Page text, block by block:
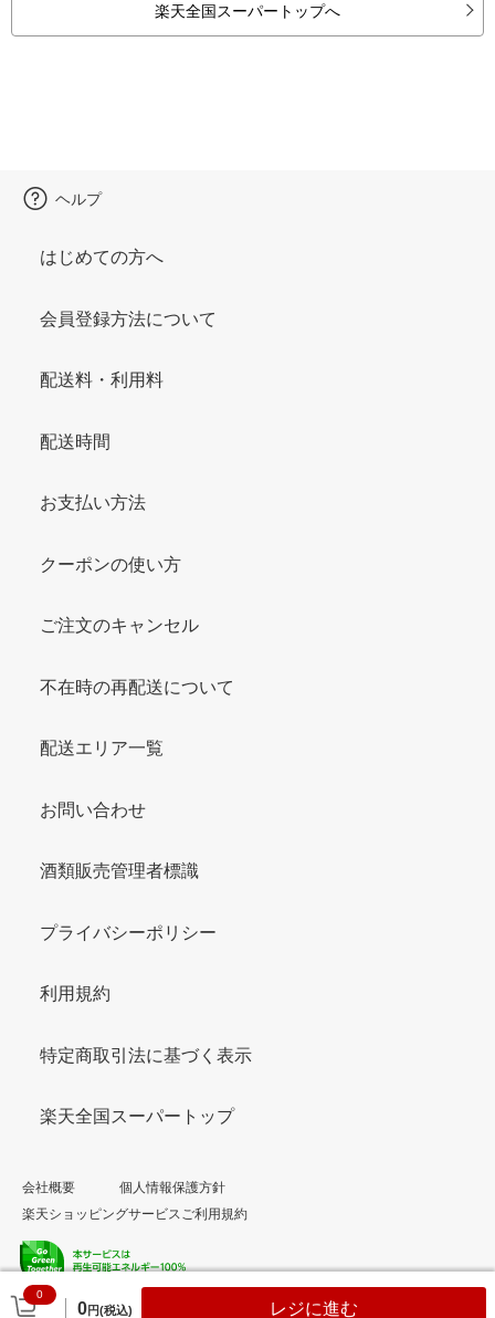
楽天全国スーパートップへ
0
0円(税込) レジに進む
ヘルプ
はじめての方へ
会員登録方法について
配送料・利用料
配送時間
お支払い方法
クーポンの使い方
ご注文のキャンセル
不在時の再配送について
配送エリア一覧
お問い合わせ
酒類販売管理者標識
プライバシーポリシー
利用規約
特定商取引法に基づく表示
楽天全国スーパートップ
会社概要
個人情報保護方針
楽天ショッピングサービスご利用規約
© Rakuten Group, Inc.